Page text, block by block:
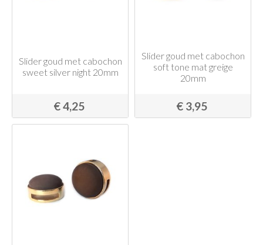
Slider goud met cabochon
sweet silver night 20mm
€ 4,25
Slider goud met cabochon
soft tone mat greige
20mm
€ 3,95